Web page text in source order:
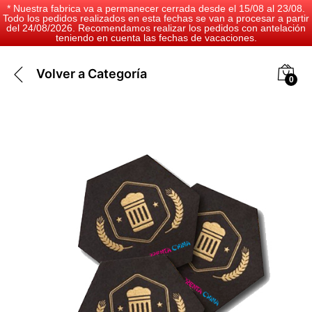
* Nuestra fabrica va a permanecer cerrada desde el 15/08 al 23/08.
Todo los pedidos realizados en esta fechas se van a procesar a partir
del 24/08/2026. Recomendamos realizar los pedidos con antelación
teniendo en cuenta las fechas de vacaciones.
Volver a Categoría 0